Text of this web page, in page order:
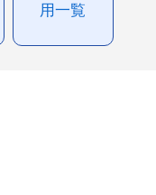
用一覧